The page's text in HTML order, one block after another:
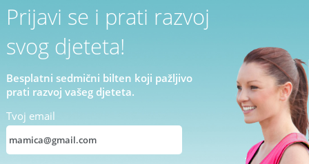
Prijavi se i prati razvoj
svog djeteta!
Besplatni sedmični bilten koji pažljivo
prati razvoj vašeg djeteta.
Tvoj email